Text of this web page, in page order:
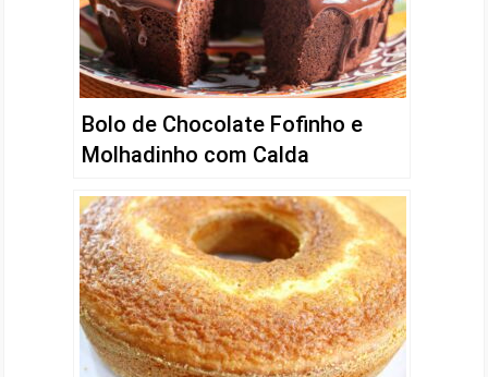
Bolo de Chocolate Fofinho e
Molhadinho com Calda